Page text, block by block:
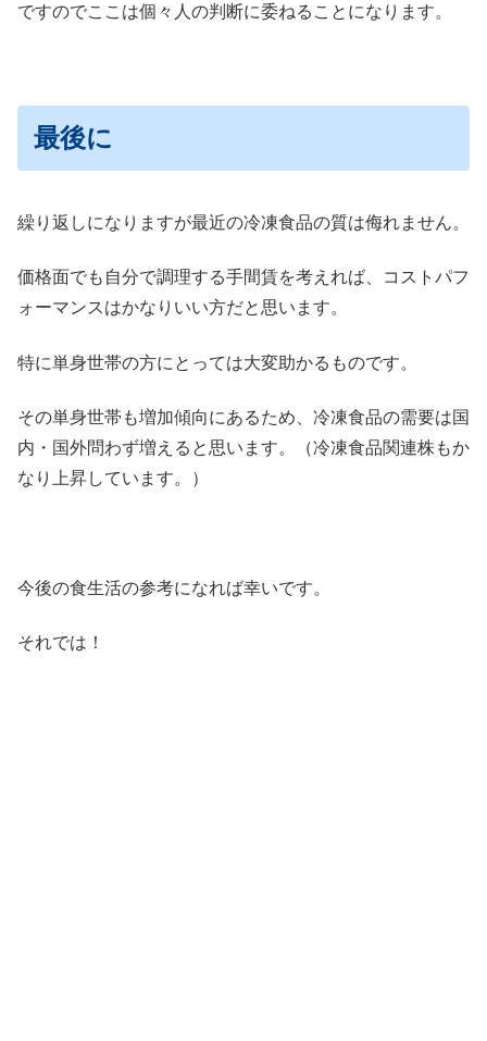
ですのでここは個々人の判断に委ねることになります。
最後に
繰り返しになりますが最近の冷凍食品の質は侮れません。
価格面でも自分で調理する手間賃を考えれば、コストパフ
ォーマンスはかなりいい方だと思います。
特に単身世帯の方にとっては大変助かるものです。
その単身世帯も増加傾向にあるため、冷凍食品の需要は国
内・国外問わず増えると思います。（冷凍食品関連株もか
なり上昇しています。）
今後の食生活の参考になれば幸いです。
それでは！